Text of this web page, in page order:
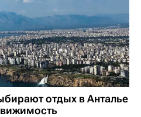
отдых в Анталье